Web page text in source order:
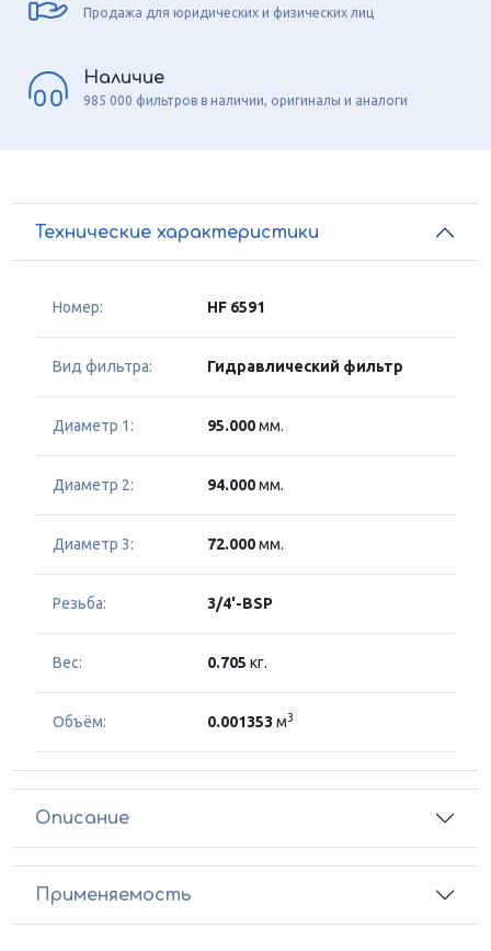
Продажа для юридических и физических лиц
Наличие
985 000 фильтров в наличии, оригиналы и аналоги
Технические характеристики
Номер: HF 6591
Вид фильтра: Гидравлический фильтр
Диаметр 1: 95.000мм.
Диаметр 2: 94.000мм.
Диаметр 3: 72.000мм.
Резьба: 3/4'-BSP
Вес: 0.705 кг.
Объём: 0.001353 м3
Описание
Применяемость